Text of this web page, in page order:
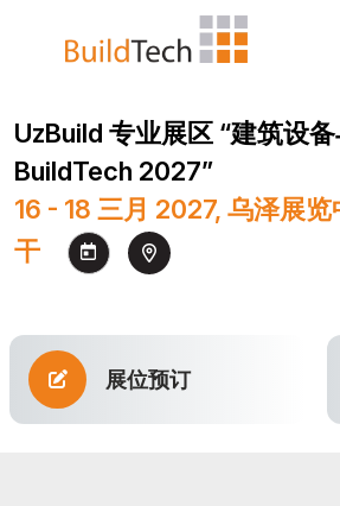
UzBuild 专业展区 “建筑设
BuildTech 2027”
16 - 18 三月 2027, 乌泽展
干
展位预订